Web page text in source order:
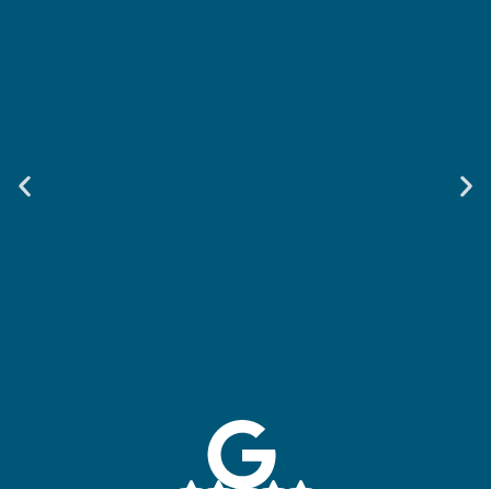
Weir & Kestner Abogados De Lesiones -
10541 Cedar Grove, Suite 130